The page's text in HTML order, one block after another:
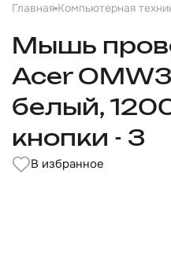
Главная Компьютерная
Мышь
Acer
белый,
кнопки - 3
В избранное